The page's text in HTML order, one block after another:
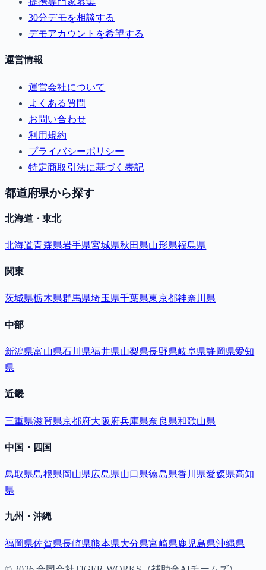
30分デモを相談する
デモアカウントを希望する
運営情報
運営会社について
よくある質問
お問い合わせ
利用規約
プライバシーポリシー
特定商取引法に基づく表記
都道府県から探す
北海道・東北
北海道青森県岩手県宮城県秋田県山形県福島県
関東
茨城県栃木県群馬県埼玉県千葉県東京都神奈川県
中部
新潟県富山県石川県福井県山梨県長野県岐阜県静岡県愛知
県
近畿
三重県滋賀県京都府大阪府兵庫県奈良県和歌山県
中国・四国
鳥取県島根県岡山県広島県山口県徳島県香川県愛媛県高知
県
九州・沖縄
福岡県佐賀県長崎県熊本県大分県宮崎県鹿児島県沖縄県